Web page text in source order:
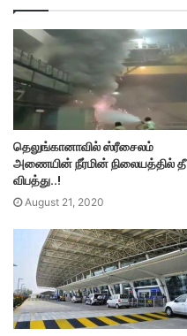
தெலுங்கானாவில் ஸ்ரீசைலம்
அணையின் நீர்மின் நிலையத்தில் தீ
விபத்து..!
August 21, 2020